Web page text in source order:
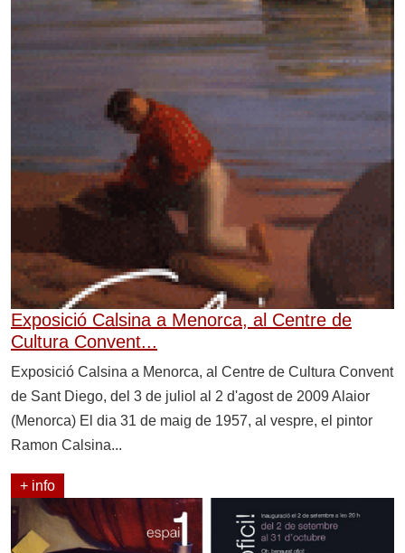
Exposició Calsina a Menorca, al Centre de
Cultura Convent...
Exposició Calsina a Menorca, al Centre de Cultura Convent
de Sant Diego, del 3 de juliol al 2 d'agost de 2009 Alaior
(Menorca) El dia 31 de maig de 1957, al vespre, el pintor
Ramon Calsina...
+ info